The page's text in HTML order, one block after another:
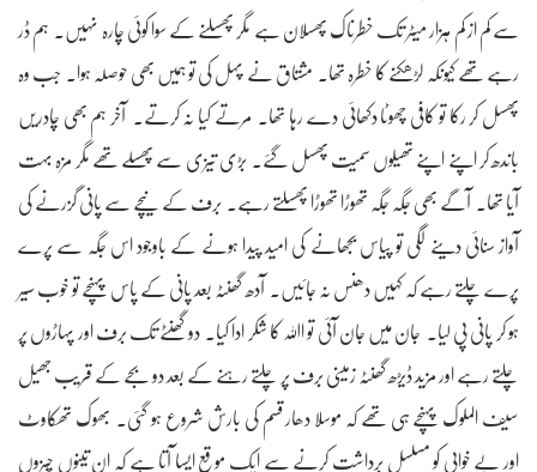
سے کم از کم ہزار میٹر تک خطرناک پھسلان ہے مگر پھسلنے کے سوا کوئی چارہ نہیں۔ ہم ڈر
رہے تھے کیونکہ لڑھکنے کا خطرہ تھا۔ مشتاق نے پہل کی تو ہمیں بھی حوصلہ ہوا۔ جب وہ
پھسل کر رکا تو کافی چھوٹا دکھائی دے رہا تھا۔ مرتے کیا نہ کرتے۔ آخر ہم بھی چادریں
باندھ کر اپنے اپنے تھیلوں سمیت پھسل گئے۔ بڑی تیزی سے پھسلے تھے مگر مزہ بہت
آیا تھا۔ آگے بھی جگہ جگہ تھوڑا تھوڑا پھسلتے رہے۔ برف کے نیچے سے پانی گزرنے کی
آواز سنائی دینے لگی تو پیاس بجھانے کی امید پیدا ہونے کے باوجود اس جگہ سے پرے
پرے چلتے رہے کہ کہیں دھنس نہ جائیں۔ آدھ گھنٹہ بعد پانی کے پاس پہنچے تو خوب سیر
ہو کر پانی پی لیا۔ جان میں جان آئی تو اﷲ کا شکر ادا کیا۔ دو گھنٹے تک برف اور پہاڑوں پر
چلتے رہے اور مزید ڈیڑھ گھنٹہ زمینی برف پر چلتے رہنے کے بعد دو بجے کے قریب جھیل
سیف الملوک پہنچے ہی تھے کہ موسلا دھار قسم کی بارش شروع ہو گئی۔ بھوک تھکاوٹ
اور بے خوابی کو مسلسل برداشت کرنے سے ایک موقع ایسا آتا ہے کہ ان تینوں چیزوں